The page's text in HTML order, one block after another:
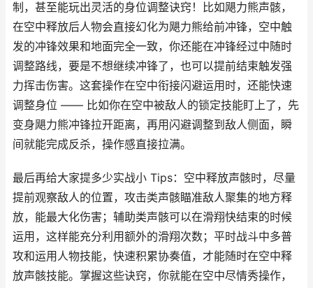
制，甚至能玩出灵活的身位调整诀窍！比如飓力熊声骸，
在空中释放后人物会直接幻化为飓力熊给前冲锋，空中触
发的冲锋效果和地面完全一致，你还能在冲锋经过中随时
调整路线，要是不想继续冲锋了，也可以提前结束触发强
力挥击伤害。这套操作在空中衔接闪避运用时，还能快速
调整身位 —— 比如你在空中被敌人的锁定技能盯上了，先
变身飓力熊冲锋拉开距离，再用闪避调整到敌人侧面，瞬
间就能完成反杀，操作感直接拉满。
最后再给大家提多少实战小 Tips：空中释放声骸时，尽量
提前观察敌人的位置，攻击类声骸瞄准敌人聚集的地方释
放，能最大化伤害；辅助类声骸可以在滑翔快结束的时候
运用，这样能充分利用额外的滑翔次数；平时战斗中多普
攻和运用人物技能，快速积累协奏值，才能随时在空中释
放声骸技能。掌握这些诀窍，你就能在空中尽情秀操作，